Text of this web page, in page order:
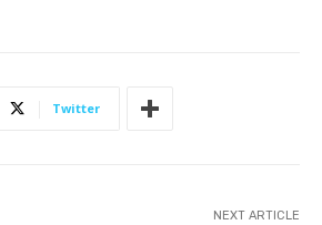
Twitter
NEXT ARTICLE